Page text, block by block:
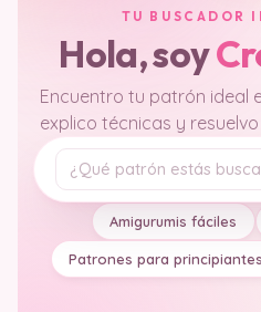
TU BUSCADOR
Hola, soy
Encuentro tu patrón ideal
explico técnicas y
Tu pregunta
Amigurumis fáciles
Patrones para principiantes